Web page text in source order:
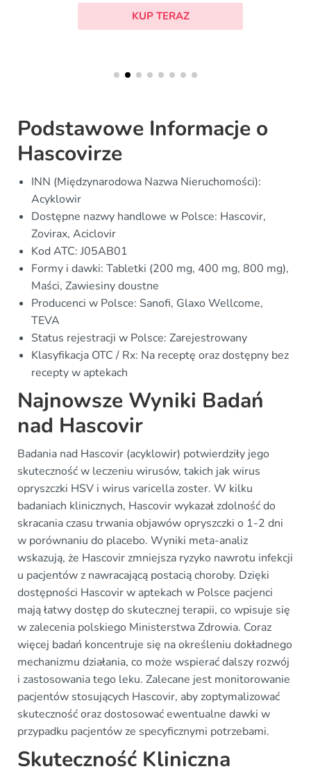
KUP TERAZ
Podstawowe Informacje o
Hascovirze
INN (Międzynarodowa Nazwa Nieruchomości):
Acyklowir
Dostępne nazwy handlowe w Polsce: Hascovir,
Zovirax, Aciclovir
Kod ATC: J05AB01
Formy i dawki: Tabletki (200 mg, 400 mg, 800 mg),
Maści, Zawiesiny doustne
Producenci w Polsce: Sanofi, Glaxo Wellcome,
TEVA
Status rejestracji w Polsce: Zarejestrowany
Klasyfikacja OTC / Rx: Na receptę oraz dostępny bez
recepty w aptekach
Najnowsze Wyniki Badań
nad Hascovir
Badania nad Hascovir (acyklowir) potwierdziły jego
skuteczność w leczeniu wirusów, takich jak wirus
opryszczki HSV i wirus varicella zoster. W kilku
badaniach klinicznych, Hascovir wykazał zdolność do
skracania czasu trwania objawów opryszczki o 1-2 dni
w porównaniu do placebo. Wyniki meta-analiz
wskazują, że Hascovir zmniejsza ryzyko nawrotu infekcji
u pacjentów z nawracającą postacią choroby. Dzięki
dostępności Hascovir w aptekach w Polsce pacjenci
mają łatwy dostęp do skutecznej terapii, co wpisuje się
w zalecenia polskiego Ministerstwa Zdrowia. Coraz
więcej badań koncentruje się na określeniu dokładnego
mechanizmu działania, co może wspierać dalszy rozwój
i zastosowania tego leku. Zalecane jest monitorowanie
pacjentów stosujących Hascovir, aby zoptymalizować
skuteczność oraz dostosować ewentualne dawki w
przypadku pacjentów ze specyficznymi potrzebami.
Skuteczność Kliniczna